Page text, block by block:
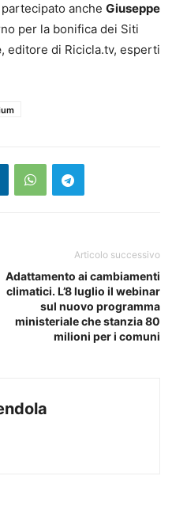
anche Giuseppe
per la bonifica dei Siti
, editore di Ricicla.tv, esperti
Articolo successivo
Adattamento ai cambiamenti
climatici. L’8 luglio il webinar
sul nuovo programma
ministeriale che stanzia 80
milioni per i comuni